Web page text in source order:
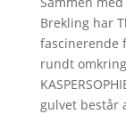
Brekling har
fascinerende
rundt
gulvet består